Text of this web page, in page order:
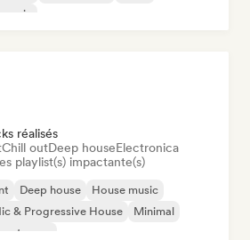
réalisés
Chill outDeep houseElectronica
playlist(s) impactante(s)
Deep house
House music
& Progressive House
Minimal